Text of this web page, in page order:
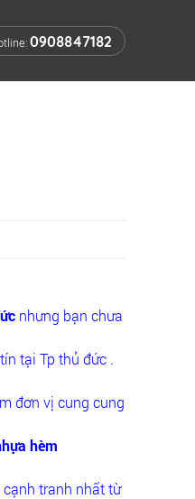
0908847182
nhưng bạn chưa
tại Tp thủ đức .
đơn vị cung cung
hèm
tranh nhất từ